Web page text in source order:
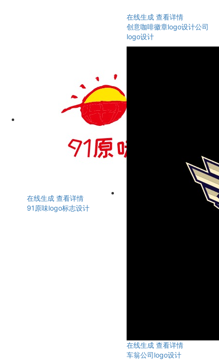
在线生成 查看详情
创意咖啡徽章logo设计公司
logo设计
在线生成 查看详情
91原味logo标志设计
在线生成 查看详情
车翁公司logo设计